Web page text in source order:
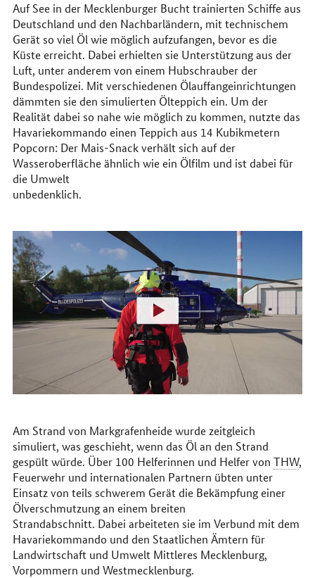
Auf See in der Mecklenburger Bucht trainierten Schiffe aus
Deutschland und den Nachbarländern, mit technischem
Gerät so viel Öl wie möglich aufzufangen, bevor es die
Küste erreicht. Dabei erhielten sie Unterstützung aus der
Luft, unter anderem von einem Hubschrauber der
Bundespolizei. Mit verschiedenen Ölauffangeinrichtungen
dämmten sie den simulierten Ölteppich ein. Um der
Realität dabei so nahe wie möglich zu kommen, nutzte das
Havariekommando einen Teppich aus 14 Kubikmetern
Popcorn: Der Mais-Snack verhält sich auf der
Wasseroberfläche ähnlich wie ein Ölfilm und ist dabei für
die Umwelt
unbedenklich.
Am Strand von Markgrafenheide wurde zeitgleich
simuliert, was geschieht, wenn das Öl an den Strand
gespült würde. Über 100 Helferinnen und Helfer von THW,
Feuerwehr und internationalen Partnern übten unter
Einsatz von teils schwerem Gerät die Bekämpfung einer
Ölverschmutzung an einem breiten
Strandabschnitt. Dabei arbeiteten sie im Verbund mit dem
Havariekommando und den Staatlichen Ämtern für
Landwirtschaft und Umwelt Mittleres Mecklenburg,
Vorpommern und Westmecklenburg.